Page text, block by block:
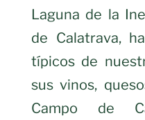
Laguna de la
de Calatrava,
típicos de
sus vinos,
Campo de